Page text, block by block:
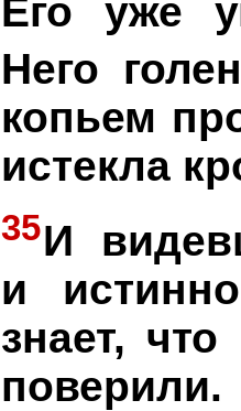
Его уже
Него
копьем
истекла
35И
и
знает,
поверили.